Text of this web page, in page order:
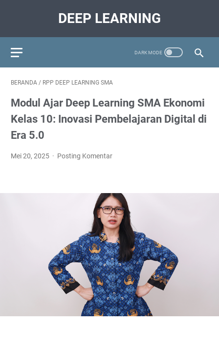
DEEP LEARNING
BERANDA / RPP DEEP LEARNING SMA
Modul Ajar Deep Learning SMA Ekonomi
Kelas 10: Inovasi Pembelajaran Digital di
Era 5.0
Mei 20, 2025 Posting Komentar